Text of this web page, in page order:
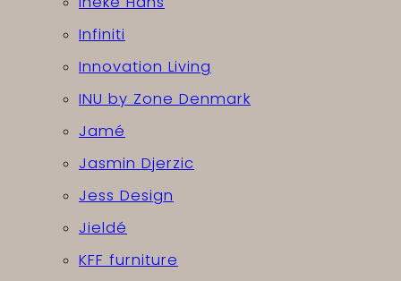
Infiniti
Innovation Living
INU by Zone Denmark
Jamé
Jasmin Djerzic
Jess Design
Jieldé
KFF furniture